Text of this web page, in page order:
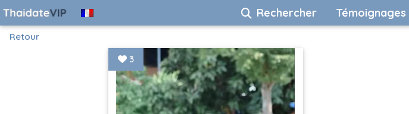
Rechercher Témoignages
Retour
3